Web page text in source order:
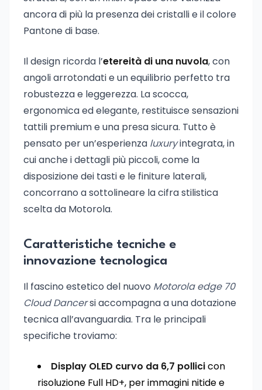
ancora di più la presenza dei cristalli e il colore
Pantone di base.
Il design ricorda l’etereità di una nuvola, con
angoli arrotondati e un equilibrio perfetto tra
robustezza e leggerezza. La scocca,
ergonomica ed elegante, restituisce sensazioni
tattili premium e una presa sicura. Tutto è
pensato per un’esperienza luxuryintegrata, in
cui anche i dettagli più piccoli, come la
disposizione dei tasti e le finiture laterali,
concorrano a sottolineare la cifra stilistica
scelta da Motorola.
Caratteristiche tecniche e
innovazione tecnologica
Il fascino estetico del nuovo Motorola edge 70
Cloud Dancersi accompagna a una dotazione
tecnica all’avanguardia. Tra le principali
specifiche troviamo:
Display OLED curvo da 6,7 pollicicon
risoluzione Full HD+, per immagini nitide e